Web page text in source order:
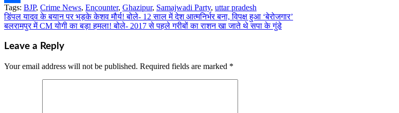
Share
Tags: BJP, Crime News, Encounter, Ghazipur, Samajwadi Party, uttar pradesh
Post
navigation
डिंपल यादव के बयान पर भड़के केशव मौर्य! बोले- 12 साल में देश आत्मनिर्भर बना, विपक्ष हुआ ‘बेरोजगार’
बलरामपुर में CM योगी का बड़ा हमला! बोले- 2017 से पहले गरीबों का राशन खा जाते थे सपा के गुंडे
Leave a Reply
Your email address will not be published. Required fields are marked *